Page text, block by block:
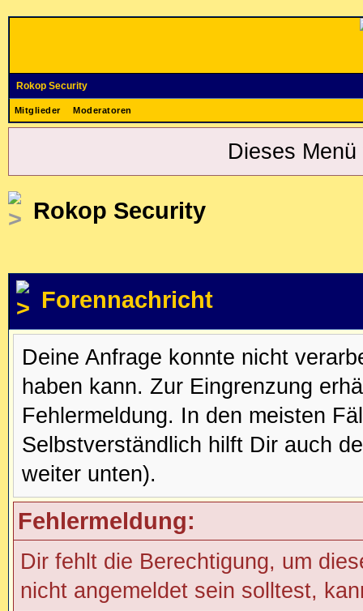
Rokop Security
Mitglieder Moderatoren
Dieses
Rokop Security
Forennachricht
Deine Anfrage konnte nicht
haben kann. Zur Eingrenzung
Fehlermeldung. In den meisten
Selbstverständlich hilft Dir auch
weiter unten).
Fehlermeldung:
Dir fehlt die Berechtigung, um
nicht angemeldet sein solltest,